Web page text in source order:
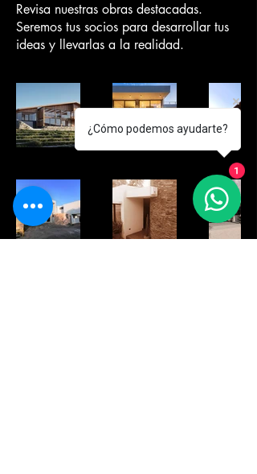
Revisa nuestras obras destacadas.
Seremos tus socios para desarrollar tus
ideas y llevarlas a la realidad.
¿Cómo podemos ayudarte?
1